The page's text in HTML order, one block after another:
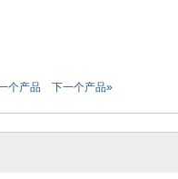
个产品 下一个产品»